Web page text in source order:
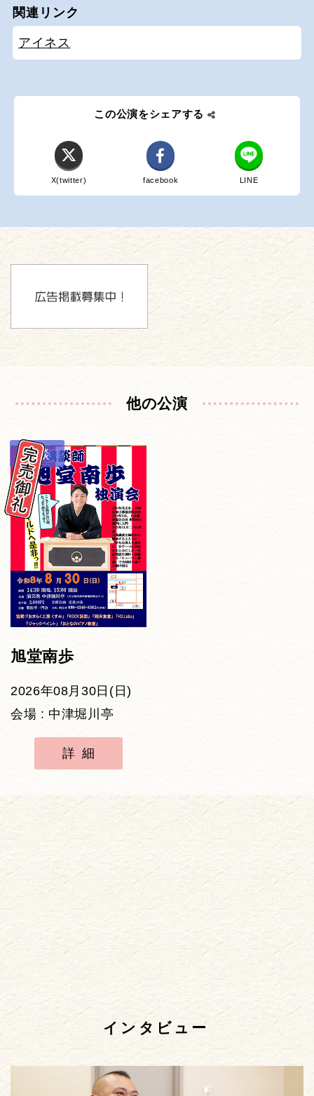
関連リンク
アイネス
この公演をシェアする
X(twitter) facebook LINE
他の公演
講談
旭堂南歩
2026年08月30日(日)
会場 : 中津堀川亭
詳細
インタビュー